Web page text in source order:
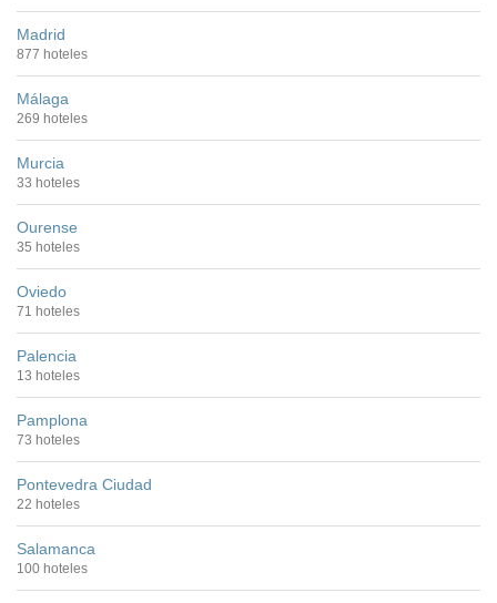
Madrid
877 hoteles
Málaga
269 hoteles
Murcia
33 hoteles
Ourense
35 hoteles
Oviedo
71 hoteles
Palencia
13 hoteles
Pamplona
73 hoteles
Pontevedra Ciudad
22 hoteles
Salamanca
100 hoteles